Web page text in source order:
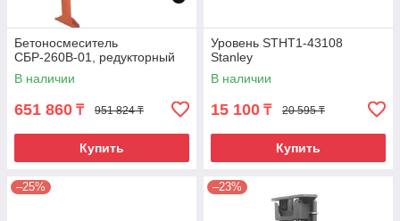
Бетоносмеситель
СБР-260В-01, редукторный
В наличии
651 860 ₸ 951 824 ₸
Купить
Уровень STHT1-43108
Stanley
В наличии
15 100 ₸ 20 595 ₸
Купить
–25% –23%